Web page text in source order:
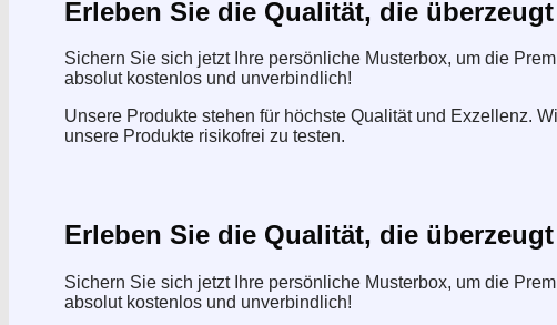
Erleben Sie die Qualität, die
Sichern Sie sich jetzt Ihre persönliche Musterbox, um die
absolut kostenlos und unverbindlich!
Unsere Produkte stehen für höchste Qualität und Exzellenz.
unsere Produkte risikofrei zu testen.
Erleben Sie die Qualität, die
Sichern Sie sich jetzt Ihre persönliche Musterbox, um die
absolut kostenlos und unverbindlich!